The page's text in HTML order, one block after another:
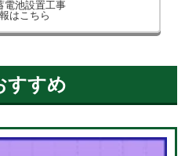
電池設置工事
はこちら
すすめ